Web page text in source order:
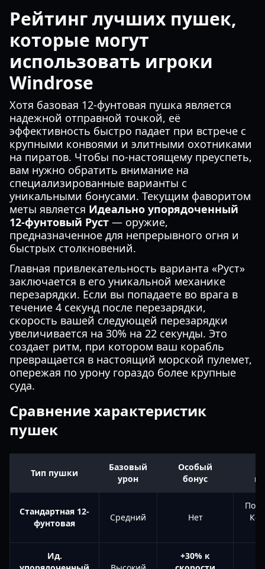
Рейтинг лучших пушек,
которые могут
использовать игроки
Windrose
Хотя базовая 12-фунтовая пушка является
надежной отправной точкой, её
эффективность быстро падает при встрече с
крупными конвоями и элитными охотниками
на пиратов. Чтобы по-настоящему преуспеть,
вам нужно обратить внимание на
специализированные варианты с
уникальными бонусами. Текущим фаворитом
меты является Идеально упорядоченный
12-фунтовый Руст — оружие,
предназначенное для непрерывного огня и
быстрых столкновений.
Главная привлекательность варианта «Руст»
заключается в его уникальной механике
перезарядки. Если вы попадаете во врага в
течение 4 секунд после перезарядки,
скорость вашей следующей перезарядки
увеличивается на 30% на 22 секунды. Это
создает ритм, при котором ваш корабль
превращается в настоящий морской пулемет,
опережая по урону гораздо более крупные
суда.
Сравнение характеристик
пушек
Тип пушки
Базовый
урон
Особый
бонус
Стандартная 12-
фунтовая
Средний Нет
По
Ид.
+30% к